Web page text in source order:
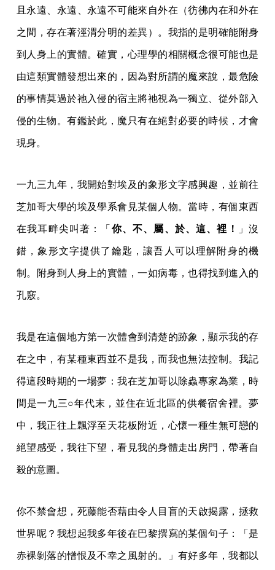
且永遠、永遠、永遠不可能來自外在（彷彿內在和外在
之間，存在著涇渭分明的差異）。我指的是明確能附身
到人身上的實體。確實，心理學的相關概念很可能也是
由這類實體發想出來的，因為對所謂的魔來說，最危險
的事情莫過於祂入侵的宿主將祂視為一獨立、從外部入
侵的生物。有鑑於此，魔只有在絕對必要的時候，才會
現身。
一九三九年，我開始對埃及的象形文字感興趣，並前往
芝加哥大學的埃及學系會見某個人物。當時，有個東西
在我耳畔尖叫著：「 你、不、屬、於、這、裡！ 」沒
錯，象形文字提供了鑰匙，讓吾人可以理解附身的機
制。附身到人身上的實體，一如病毒，也得找到進入的
孔竅。
我是在這個地方第一次體會到清楚的跡象，顯示我的存
在之中，有某種東西並不是我，而我也無法控制。我記
得這段時期的一場夢：我在芝加哥以除蟲專家為業，時
間是一九三○年代末，並住在近北區的供餐宿舍裡。夢
中，我正往上飄浮至天花板附近，心懷一種生無可戀的
絕望感受，我往下望，看見我的身體走出房門，帶著自
殺的意圖。
你不禁會想，死藤能否藉由令人目盲的天啟揭露，拯救
世界呢？我想起我多年後在巴黎撰寫的某個句子：「是
赤裸剝落的憎恨及不幸之風射的。」有好多年，我都以